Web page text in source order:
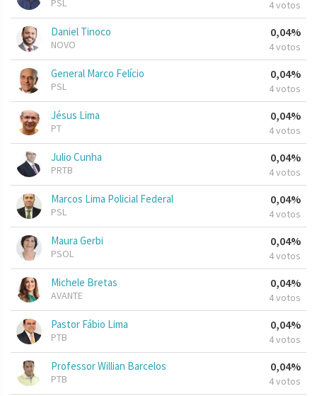
PSL 4 votos
Daniel Tinoco
NOVO
0,04%
4 votos
General Marco Felício
PSL
0,04%
4 votos
Jésus Lima
PT
0,04%
4 votos
Julio Cunha
PRTB
0,04%
4 votos
Marcos Lima Policial Federal
PSL
0,04%
4 votos
Maura Gerbi
PSOL
0,04%
4 votos
Michele Bretas
AVANTE
0,04%
4 votos
Pastor Fábio Lima
PTB
0,04%
4 votos
Professor Willian Barcelos
PTB
0,04%
4 votos